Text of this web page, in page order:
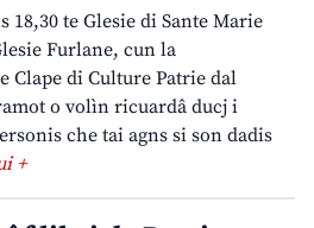
18,30 te Glesie di Sante Marie
Furlane, cun la
Clape di Culture Patrie dal
o volìn ricuardâ ducj i
che tai agns si son dadis
+